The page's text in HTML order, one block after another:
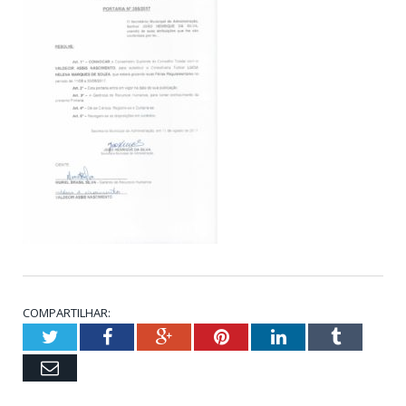
COMPARTILHAR:
TwitterFacebookGoogle+PinterestLinkedInTumblr
Email